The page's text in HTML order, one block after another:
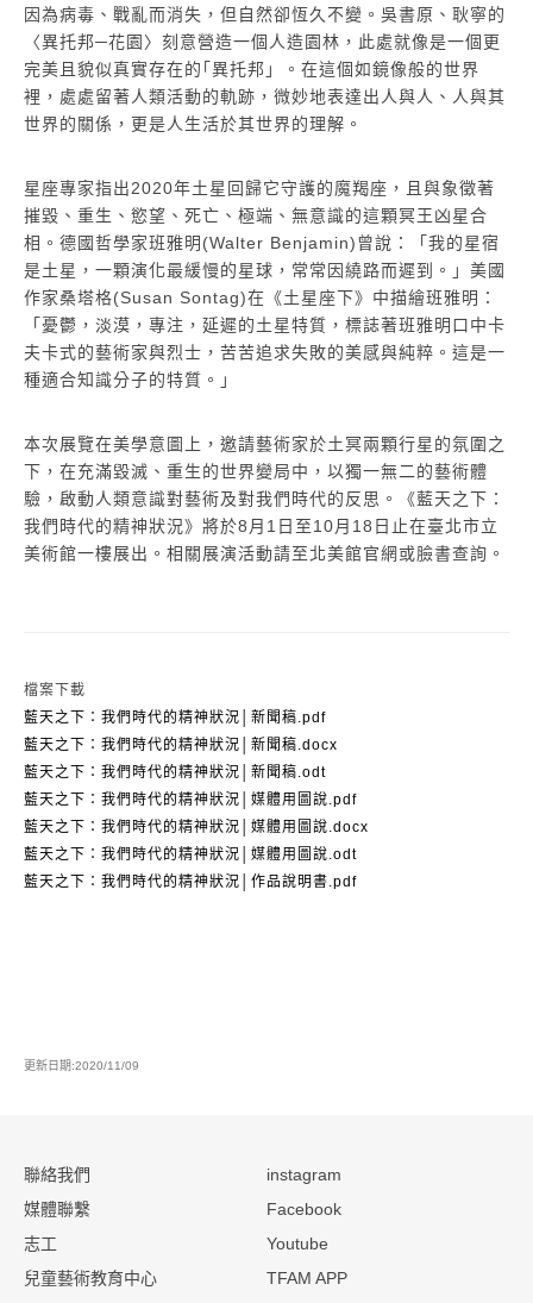
因為病毒、戰亂而消失，但自然卻恆久不變。吳書原、耿寧的
〈異托邦─花園〉刻意營造一個人造園林，此處就像是一個更
完美且貌似真實存在的｢異托邦」。在這個如鏡像般的世界
裡，處處留著人類活動的軌跡，微妙地表達出人與人、人與其
世界的關係，更是人生活於其世界的理解。
星座專家指出2020年土星回歸它守護的魔羯座，且與象徵著
摧毀、重生、慾望、死亡、極端、無意識的這顆冥王凶星合
相。德國哲學家班雅明(Walter Benjamin)曾說：「我的星宿
是土星，一顆演化最緩慢的星球，常常因繞路而遲到。」美國
作家桑塔格(Susan Sontag)在《土星座下》中描繪班雅明：
「憂鬱，淡漠，專注，延遲的土星特質，標誌著班雅明口中卡
夫卡式的藝術家與烈士，苦苦追求失敗的美感與純粹。這是一
種適合知識分子的特質。」
本次展覽在美學意圖上，邀請藝術家於土冥兩顆行星的氛圍之
下，在充滿毀滅、重生的世界變局中，以獨一無二的藝術體
驗，啟動人類意識對藝術及對我們時代的反思。《藍天之下：
我們時代的精神狀況》將於8月1日至10月18日止在臺北市立
美術館一樓展出。相關展演活動請至北美館官網或臉書查詢。
檔案下載
藍天之下：我們時代的精神狀況│新聞稿.pdf
藍天之下：我們時代的精神狀況│新聞稿.docx
藍天之下：我們時代的精神狀況│新聞稿.odt
藍天之下：我們時代的精神狀況│媒體用圖說.pdf
藍天之下：我們時代的精神狀況│媒體用圖說.docx
藍天之下：我們時代的精神狀況│媒體用圖說.odt
藍天之下：我們時代的精神狀況│作品說明書.pdf
更新日期:2020/11/09
聯絡我們
媒體聯繫
志工
兒童藝術教育中心
instagram
Facebook
Youtube
TFAM APP